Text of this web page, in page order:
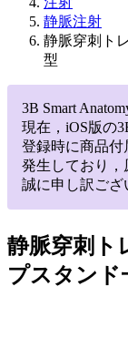
静脈注射
静脈穿刺ト
型
3B Smart
現在，iOS版の
登録時に商品付
発生しており，
誠に申し訳ござ
静脈穿刺ト
プスタンド